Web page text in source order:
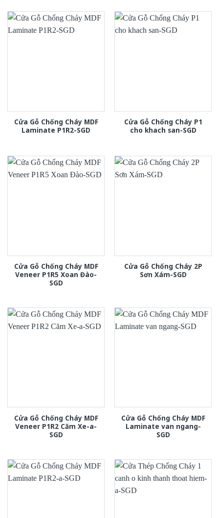
Cửa Gỗ Chống Cháy MDF
Laminate P1R2-SGD
Cửa Gỗ Chống Cháy P1
cho khach san-SGD
Cửa Gỗ Chống Cháy MDF
Veneer P1R5 Xoan Đào-
SGD
Cửa Gỗ Chống Cháy 2P
Sơn Xám-SGD
Cửa Gỗ Chống Cháy MDF
Veneer P1R2 Căm Xe-a-
SGD
Cửa Gỗ Chống Cháy MDF
Laminate van ngang-
SGD